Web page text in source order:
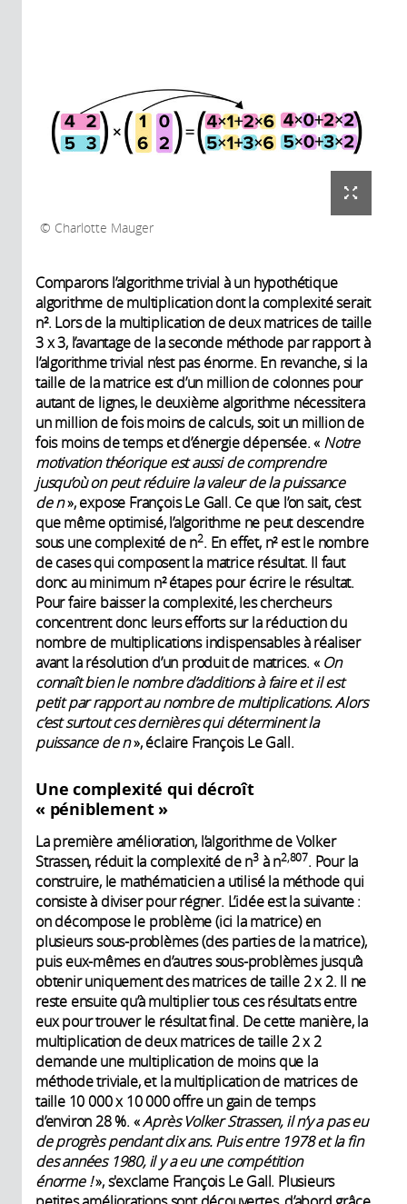
Charlotte Mauger
Comparons l’algorithme trivial à un hypothétique
algorithme de multiplication dont la complexité serait
n². Lors de la multiplication de deux matrices de taille
3 x 3, l’avantage de la seconde méthode par rapport à
l’algorithme trivial n’est pas énorme. En revanche, si la
taille de la matrice est d’un million de colonnes pour
autant de lignes, le deuxième algorithme nécessitera
un million de fois moins de calculs, soit un million de
fois moins de temps et d’énergie dépensée. « Notre
motivation théorique est aussi de comprendre
jusqu’où on peut réduire la valeur de la puissance
de n», expose François Le Gall. Ce que l’on sait, c’est
que même optimisé, l’algorithme ne peut descendre
sous une complexité de n2. En effet, n² est le nombre
de cases qui composent la matrice résultat. Il faut
donc au minimum n² étapes pour écrire le résultat.
Pour faire baisser la complexité, les chercheurs
concentrent donc leurs efforts sur la réduction du
nombre de multiplications indispensables à réaliser
avant la résolution d’un produit de matrices. «On
connaît bien le nombre d’additions à faire et il est
petit par rapport au nombre de multiplications. Alors
c’est surtout ces dernières qui déterminent la
puissance de n», éclaire François Le Gall.
Une complexité qui décroît
« péniblement »
La première amélioration, l’algorithme de Volker
Strassen, réduit la complexité de n3à n2,807. Pour la
construire, le mathématicien a utilisé la méthode qui
consiste à diviser pour régner. L’idée est la suivante :
on décompose le problème (ici la matrice) en
plusieurs sous-problèmes (des parties de la matrice),
puis eux-mêmes en d’autres sous-problèmes jusqu’à
obtenir uniquement des matrices de taille 2 x 2. Il ne
reste ensuite qu’à multiplier tous ces résultats entre
eux pour trouver le résultat final. De cette manière, la
multiplication de deux matrices de taille 2 x 2
demande une multiplication de moins que la
méthode triviale, et la multiplication de matrices de
taille 10 000 x 10 000 offre un gain de temps
d’environ 28 %. «Après Volker Strassen, il n’y a pas eu
de progrès pendant dix ans. Puis entre 1978 et la fin
des années 1980, il y a eu une compétition
énorme !», s'exclame François Le Gall. Plusieurs